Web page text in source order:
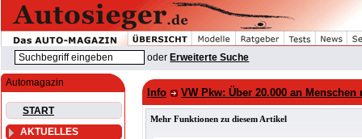
oder Erweiterte Suche
Automagazin
START
AKTUELLES
Info VW Pkw: Über 20.000 an
Mehr Funktionen zu diesem Artikel